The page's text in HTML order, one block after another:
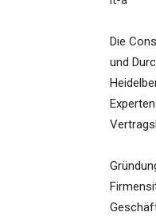
Die
und